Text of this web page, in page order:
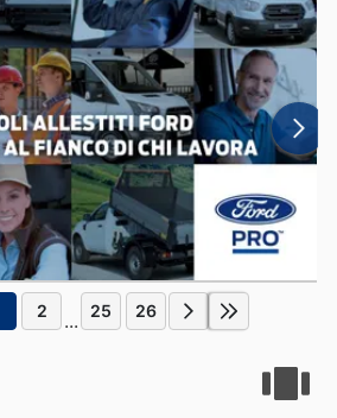
2 ... 25 26